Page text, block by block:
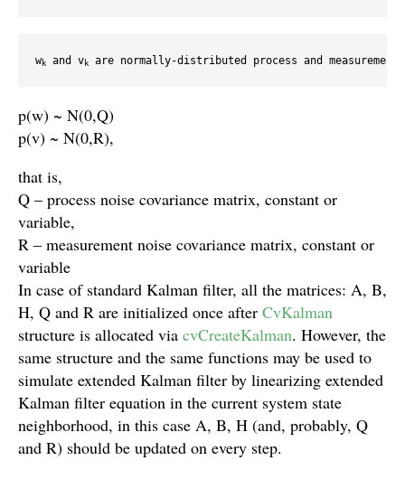
wk and vk are normally-distributed process and
p(w) ~ N(0,Q)
p(v) ~ N(0,R),
that is,
Q – process noise covariance matrix, constant or
variable,
R – measurement noise covariance matrix, constant or
variable
In case of standard Kalman filter, all the matrices: A, B,
H, Q and R are initialized once after CvKalman
structure is allocated via cvCreateKalman. However, the
same structure and the same functions may be used to
simulate extended Kalman filter by linearizing extended
Kalman filter equation in the current system state
neighborhood, in this case A, B, H (and, probably, Q
and R) should be updated on every step.